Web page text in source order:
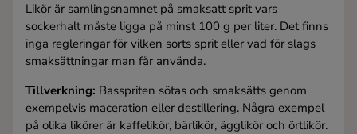
Tequila
Vodka
Whisky
Likör är samlingsnamnet på smaksatt sprit vars
sockerhalt måste ligga på minst 100 g per liter. Det finns
inga regleringar för vilken sorts sprit eller vad för slags
smaksättningar man får använda.
Tillverkning: Basspriten sötas och smaksätts genom
exempelvis maceration eller destillering. Några exempel
på olika likörer är kaffelikör, bärlikör, ägglikör och örtlikör.